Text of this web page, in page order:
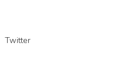
Twitter